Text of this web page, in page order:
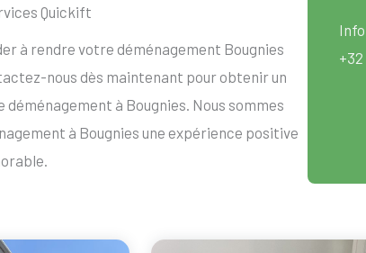
Quickift
à rendre votre déménagement Bougnies
nous dès maintenant pour obtenir un
à Bougnies. Nous sommes
à Bougnies une expérience positive